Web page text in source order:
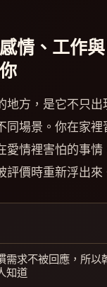
情、工作
地方，是它不只出
同場景。你在家
愛情裡害怕的事情
評價時重新浮出來
需求不被回應，所以
知道